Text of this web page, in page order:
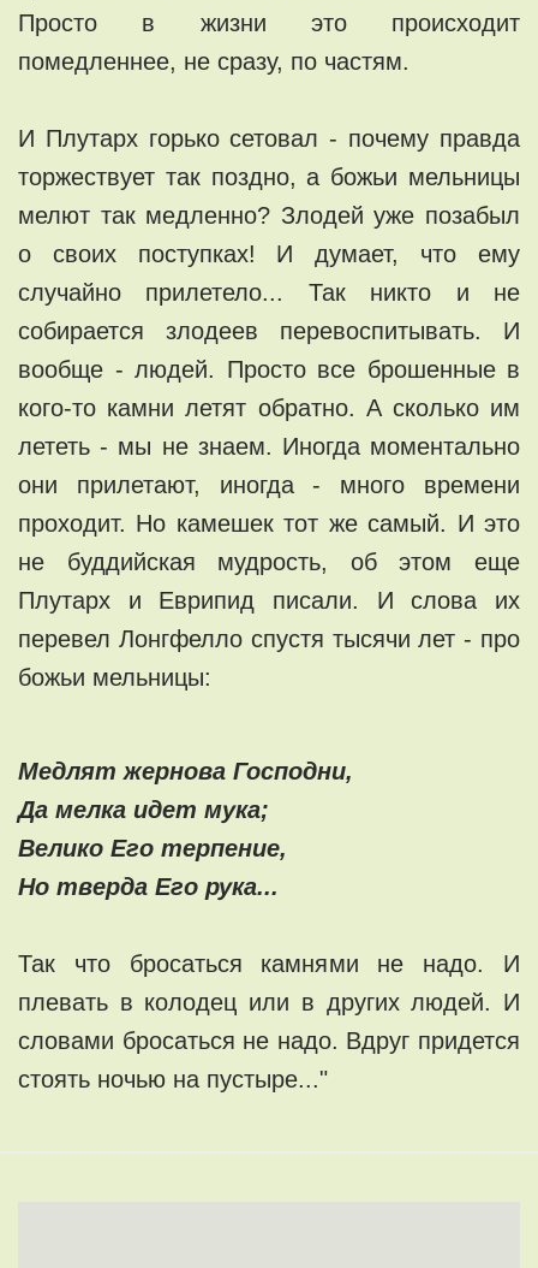
Просто в жизни это происходит
помедленнее, не сразу, по частям.
И Плутарх горько сетовал - почему правда
торжествует так поздно, а божьи мельницы
мелют так медленно? Злодей уже позабыл
о своих поступках! И думает, что ему
случайно прилетело... Так никто и не
собирается злодеев перевоспитывать. И
вообще - людей. Просто все брошенные в
кого-то камни летят обратно. А сколько им
лететь - мы не знаем. Иногда моментально
они прилетают, иногда - много времени
проходит. Но камешек тот же самый. И это
не буддийская мудрость, об этом еще
Плутарх и Еврипид писали. И слова их
перевел Лонгфелло спустя тысячи лет - про
божьи мельницы:
Медлят жернова Господни,
Да мелка идет мука;
Велико Его терпение,
Но тверда Его рука...
Так что бросаться камнями не надо. И
плевать в колодец или в других людей. И
словами бросаться не надо. Вдруг придется
стоять ночью на пустыре..."